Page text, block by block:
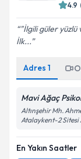
4.9
"İlgili güler yüzlü
İlk...
Adres 1
Mavi Ağaç
Altınşehir Mh.
Atalaykent-2 Sitesi
En Yakın Saatler